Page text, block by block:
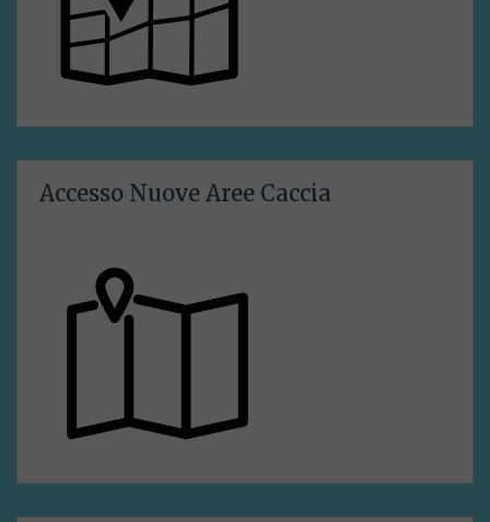
Accesso Nuove Aree Caccia